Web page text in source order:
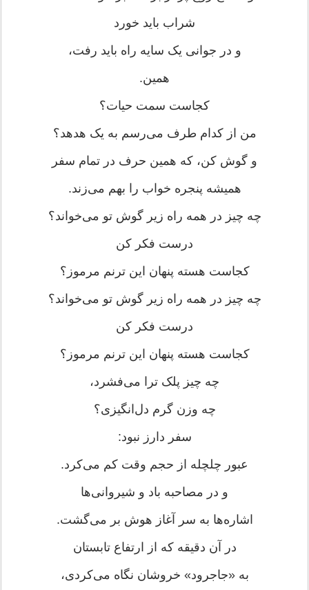
شراب باید خورد
و در جوانی یک سایه راه باید رفت،
همین.
کجاست سمت حیات؟
من از کدام طرف می‌رسم به یک هدهد؟
و گوش کن، که همین حرف در تمام سفر
همیشه پنجره خواب را بهم می‌زند.
چه چیز در همه راه زیر گوش تو می‌خواند؟
درست فکر کن
کجاست هسته پنهان این ترنم مرموز؟
چه چیز در همه راه زیر گوش تو می‌خواند؟
درست فکر کن
کجاست هسته پنهان این ترنم مرموز؟
چه چیز پلک ترا می‌فشرد،
چه وزن گرم دل‌انگیزی؟
سفر دارز نبود:
عبور چلچله از حجم وقت کم می‌کرد.
و در مصاحبه باد و شیروانی‌ها
اشاره‌ها به سر آغاز هوش بر می‌گشت.
در آن دقیقه که از ارتفاع تابستان
به «جاجرود» خروشان نگاه می‌کردی،